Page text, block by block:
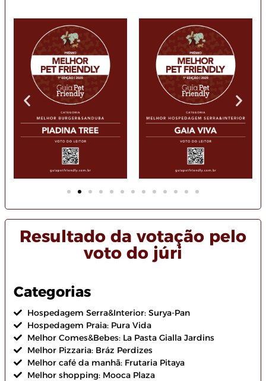
Resultado da votação pelo
voto do júri
Categorias
Hospedagem Serra&Interior: Surya-Pan
Hospedagem Praia: Pura Vida
Melhor Comes&Bebes: La Pasta Gialla Jardins
Melhor Pizzaria: Bráz Perdizes
Melhor café da manhã: Frutaria Pitaya
Melhor shopping: Mooca Plaza